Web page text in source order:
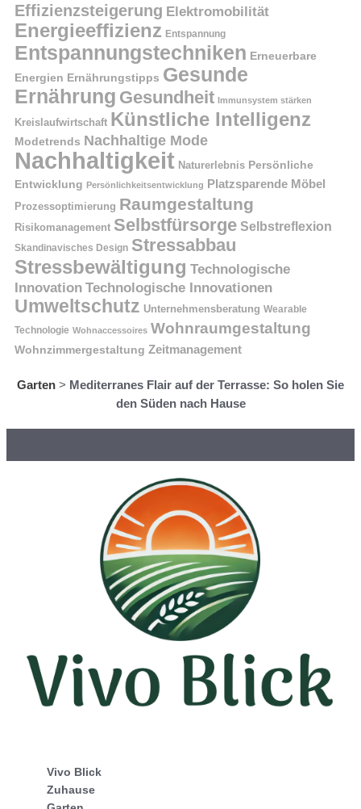
Effizienzsteigerung Elektromobilität
Energieeffizienz Entspannung
Entspannungstechniken Erneuerbare
Energien Ernährungstipps Gesunde
Ernährung Gesundheit Immunsystem stärken
Kreislaufwirtschaft Künstliche Intelligenz
Modetrends Nachhaltige Mode
Nachhaltigkeit Naturerlebnis Persönliche
Entwicklung Persönlichkeitsentwicklung Platzsparende Möbel
Prozessoptimierung Raumgestaltung
Risikomanagement Selbstfürsorge Selbstreflexion
Skandinavisches Design Stressabbau
Stressbewältigung Technologische
Innovation Technologische Innovationen
Umweltschutz Unternehmensberatung Wearable
Technologie Wohnaccessoires Wohnraumgestaltung
Wohnzimmergestaltung Zeitmanagement
Garten > Mediterranes Flair auf der Terrasse: So holen Sie
den Süden nach Hause
Vivo Blick
Zuhause